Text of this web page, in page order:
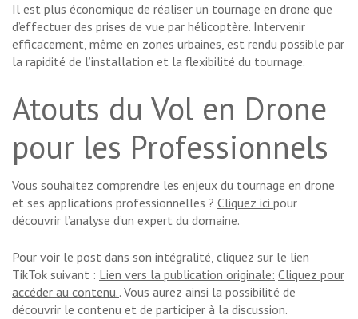
Il est plus économique de réaliser un tournage en drone que
d’effectuer des prises de vue par hélicoptère. Intervenir
efficacement, même en zones urbaines, est rendu possible par
la rapidité de l’installation et la flexibilité du tournage.
Atouts du Vol en Drone
pour les Professionnels
Vous souhaitez comprendre les enjeux du tournage en drone
et ses applications professionnelles ? Cliquez ici pour
découvrir l’analyse d’un expert du domaine.
Pour voir le post dans son intégralité, cliquez sur le lien
TikTok suivant : Lien vers la publication originale: Cliquez pour
accéder au contenu.. Vous aurez ainsi la possibilité de
découvrir le contenu et de participer à la discussion.